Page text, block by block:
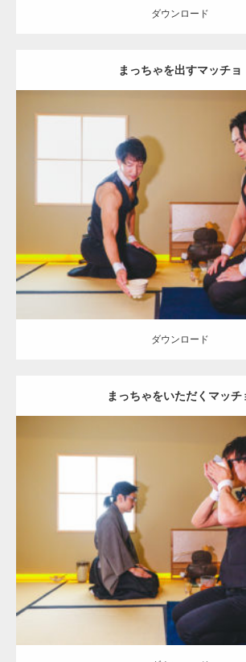
ダウンロード
まっちゃを出すマッチョ
Update:
茶会のマッチョ その他 AKIHITO(細マ
腕三頭筋
ダウンロード
ダウンロード
まっちゃをいただくマッチ
Update: 2021.07.1
茶会のマッチョ AKIHITO(細マ
ダウンロード